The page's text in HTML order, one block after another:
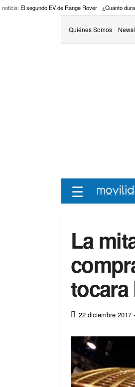
noticia: El segundo EV de Range Rover ¿Cuánto
Quiénes Somos
☰
La
tocara
22 diciembre 2017